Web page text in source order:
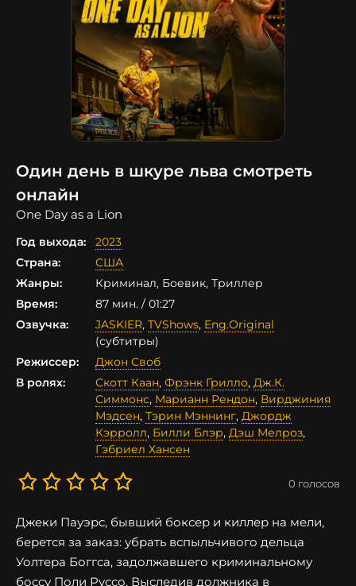
Один день в шкуре льва смотреть
онлайн
One Day as a Lion
Год выхода:
2023
Страна:
США
Жанры:
Криминал, Боевик, Триллер
Время:
87 мин. / 01:27
Озвучка:
JASKIER, TVShows, Eng.Original
(субтитры)
Режиссер:
Джон Своб
В ролях:
Скотт Каан, Фрэнк Грилло, Дж.К.
Симмонс, Марианн Рендон, Вирджиния
Мэдсен, Тэрин Мэннинг, Джордж
Кэрролл, Билли Блэр, Дэш Мелроз,
Гэбриел Хансен
0 голосов
Джеки Пауэрс, бывший боксер и киллер на мели,
берется за заказ: убрать вспыльчивого дельца
Уолтера Боггса, задолжавшего криминальному
боссу Поли Руссо. Выследив должника в